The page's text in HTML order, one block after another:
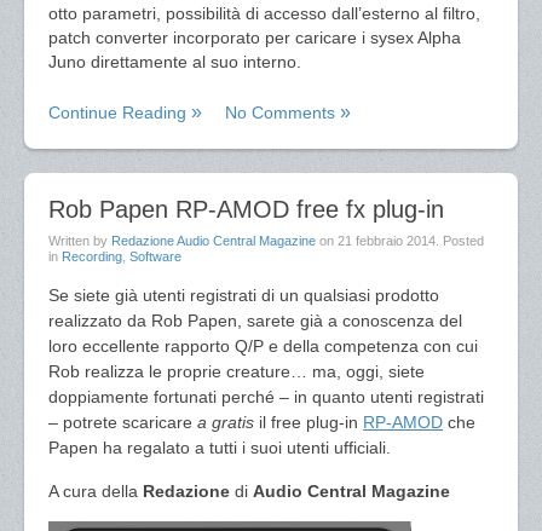
otto parametri, possibilità di accesso dall’esterno al filtro,
patch converter incorporato per caricare i sysex Alpha
Juno direttamente al suo interno.
Continue Reading No Comments
Rob Papen RP-AMOD free fx plug-in
Written by Redazione Audio Central Magazine on 21 febbraio 2014 . Posted
in Recording Software
Se siete già utenti registrati di un qualsiasi prodotto
realizzato da Rob Papen, sarete già a conoscenza del
loro eccellente rapporto Q/P e della competenza con cui
Rob realizza le proprie creature… ma, oggi, siete
doppiamente fortunati perché – in quanto utenti registrati
– potrete scaricare a gratis il free plug-in RP-AMOD che
Papen ha regalato a tutti i suoi utenti ufficiali.
A cura della Redazione di Audio Central Magazine